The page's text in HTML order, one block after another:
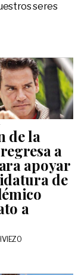
seres
de la
a
apoyar
de
a